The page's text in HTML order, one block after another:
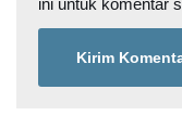
ini untuk komentar